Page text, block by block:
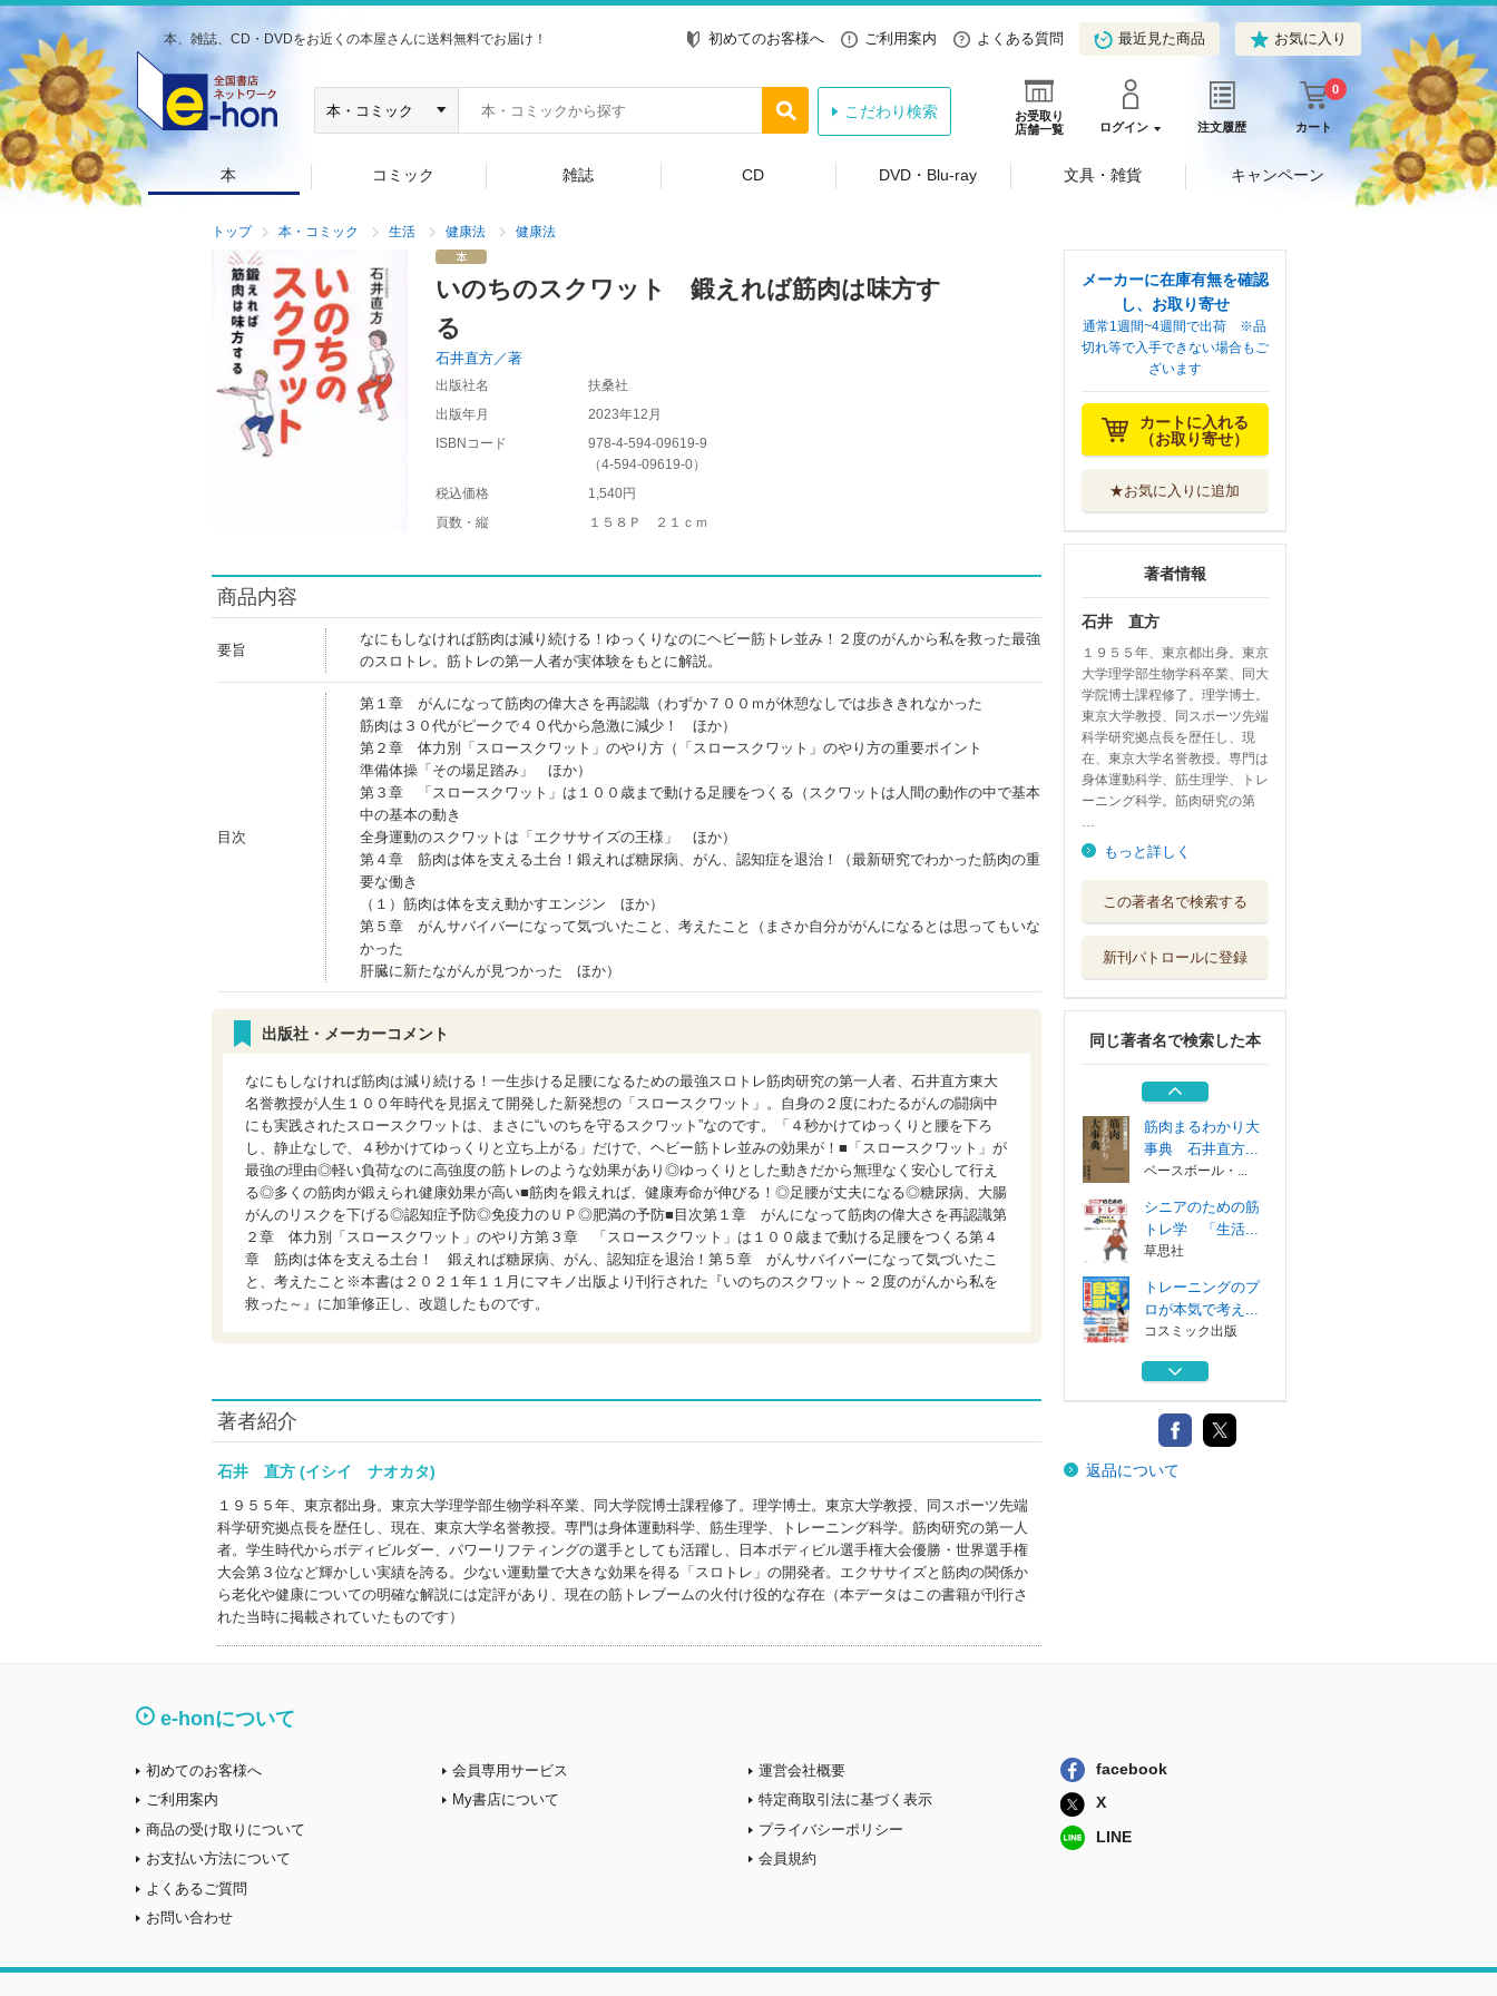
本、雑誌、CD・DVDをお近くの本屋さんに送料無料でお届け！ 初めてのお客様へ ご利用案内 よくある質問 最近見た商品 お気に入り
お受取り
店舗一覧
ログイン 注文履歴 カート
0
こだわり検索
本 コミック 雑誌 CD DVD・Blu-ray 文具・雑貨 キャンペーン
トップ 本・コミック 生活 健康法 健康法
いのちのスクワット 鍛えれば筋肉は味方す
る
石井直方／著
出版社名
扶桑社
出版年月
2023年12月
ISBNコード
978-4-594-09619-9
（4-594-09619-0）
税込価格
1,540円
頁数・縦
１５８Ｐ ２１ｃｍ
商品内容
要旨
なにもしなければ筋肉は減り続ける！ゆっくりなのにヘビー筋トレ並み！２度のがんから私を救った最強
のスロトレ。筋トレの第一人者が実体験をもとに解説。
目次
第１章 がんになって筋肉の偉大さを再認識（わずか７００ｍが休憩なしでは歩ききれなかった
筋肉は３０代がピークで４０代から急激に減少！ ほか）
第２章 体力別「スロースクワット」のやり方（「スロースクワット」のやり方の重要ポイント
準備体操「その場足踏み」 ほか）
第３章 「スロースクワット」は１００歳まで動ける足腰をつくる（スクワットは人間の動作の中で基本
中の基本の動き
全身運動のスクワットは「エクササイズの王様」 ほか）
第４章 筋肉は体を支える土台！鍛えれば糖尿病、がん、認知症を退治！（最新研究でわかった筋肉の重
要な働き
（１）筋肉は体を支え動かすエンジン ほか）
第５章 がんサバイバーになって気づいたこと、考えたこと（まさか自分ががんになるとは思ってもいな
かった
肝臓に新たながんが見つかった ほか）
出版社・メーカーコメント
なにもしなければ筋肉は減り続ける！一生歩ける足腰になるための最強スロトレ筋肉研究の第一人者、石井直方東大
名誉教授が人生１００年時代を見据えて開発した新発想の「スロースクワット」。自身の２度にわたるがんの闘病中
にも実践されたスロースクワットは、まさに“いのちを守るスクワット”なのです。「４秒かけてゆっくりと腰を下ろ
し、静止なしで、４秒かけてゆっくりと立ち上がる」だけで、ヘビー筋トレ並みの効果が！■「スロースクワット」が
最強の理由◎軽い負荷なのに高強度の筋トレのような効果があり◎ゆっくりとした動きだから無理なく安心して行え
る◎多くの筋肉が鍛えられ健康効果が高い■筋肉を鍛えれば、健康寿命が伸びる！◎足腰が丈夫になる◎糖尿病、大腸
がんのリスクを下げる◎認知症予防◎免疫力のＵＰ◎肥満の予防■目次第１章 がんになって筋肉の偉大さを再認識第
２章 体力別「スロースクワット」のやり方第３章 「スロースクワット」は１００歳まで動ける足腰をつくる第４
章 筋肉は体を支える土台！ 鍛えれば糖尿病、がん、認知症を退治！第５章 がんサバイバーになって気づいたこ
と、考えたこと※本書は２０２１年１１月にマキノ出版より刊行された『いのちのスクワット～２度のがんから私を
救った～』に加筆修正し、改題したものです。
著者紹介
石井 直方 (イシイ ナオカタ)
１９５５年、東京都出身。東京大学理学部生物学科卒業、同大学院博士課程修了。理学博士。東京大学教授、同スポーツ先端
科学研究拠点長を歴任し、現在、東京大学名誉教授。専門は身体運動科学、筋生理学、トレーニング科学。筋肉研究の第一人
者。学生時代からボディビルダー、パワーリフティングの選手としても活躍し、日本ボディビル選手権大会優勝・世界選手権
大会第３位など輝かしい実績を誇る。少ない運動量で大きな効果を得る「スロトレ」の開発者。エクササイズと筋肉の関係か
ら老化や健康についての明確な解説には定評があり、現在の筋トレブームの火付け役的な存在（本データはこの書籍が刊行さ
れた当時に掲載されていたものです）
メーカーに在庫有無を確認
し、お取り寄せ
通常1週間~4週間で出荷 ※品
切れ等で入手できない場合もご
ざいます
カートに入れる
（お取り寄せ）
★お気に入りに追加
著者情報
石井 直方
１９５５年、東京都出身。東京
大学理学部生物学科卒業、同大
学院博士課程修了。理学博士。
東京大学教授、同スポーツ先端
科学研究拠点長を歴任し、現
在、東京大学名誉教授。専門は
身体運動科学、筋生理学、トレ
ーニング科学。筋肉研究の第
…
もっと詳しく
この著者名で検索する
新刊パトロールに登録
同じ著者名で検索した本
ロが本気で考え...
筋力強化の基本書
筋生理学で読みと
くトレーニング...
草思社
筋肉まるわかり大
事典 石井直方...
ベースボール・...
シニアのための筋
トレ学 「生活...
草思社
トレーニングのプ
ロが本気で考え...
コスミック出版
筋力強化の基本書
筋生理学で読みと
くトレーニング...
筋力強化の基本書
返品について
e-honについて
初めてのお客様へ
ご利用案内
商品の受け取りについて
お支払い方法について
よくあるご質問
お問い合わせ
会員専用サービス
My書店について
運営会社概要
特定商取引法に基づく表示
プライバシーポリシー
会員規約
facebook
X
LINE